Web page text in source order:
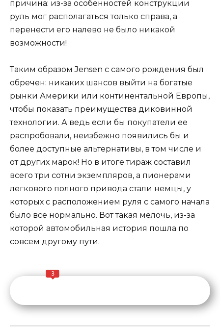
причина: из-за особенностей конструкции
руль мог располагаться только справа, а
перенести его налево не было никакой
возможности!
Таким образом Jensen с самого рождения был
обречен: никаких шансов выйти на богатые
рынки Америки или континентальной Европы,
чтобы показать преимущества диковинной
технологии. А ведь если бы покупатели ее
распробовали, неизбежно появились бы и
более доступные альтернативы, в том числе и
от других марок! Но в итоге тираж составил
всего три сотни экземпляров, а пионерами
легкового полного привода стали немцы, у
которых с расположением руля с самого начала
было все нормально. Вот такая мелочь, из-за
которой автомобильная история пошла по
совсем другому пути.
3